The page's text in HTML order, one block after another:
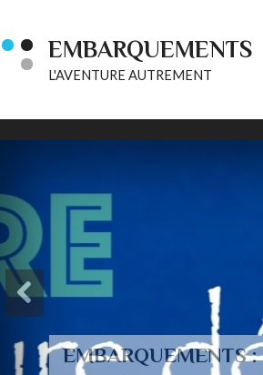
EMBARQUEMENTS
L'AVENTURE AUTREMENT
EMBARQUEMENTS :